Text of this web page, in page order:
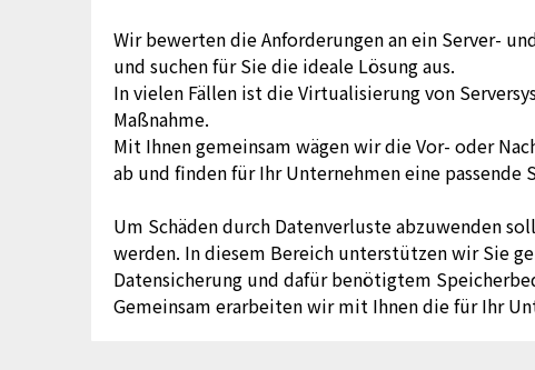
Wir bewerten die Anforderungen an ein Server-
und suchen für Sie die ideale Lösung aus.
In vielen Fällen ist die Virtualisierung von
Maßnahme.
Mit Ihnen gemeinsam wägen wir die Vor- oder
ab und finden für Ihr Unternehmen eine passende
Um Schäden durch Datenverluste abzuwenden
werden. In diesem Bereich unterstützen wir Sie
Datensicherung und dafür benötigtem
Gemeinsam erarbeiten wir mit Ihnen die für Ihr